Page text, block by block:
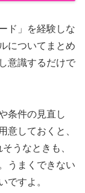
ド」を経験しな
についてまとめ
意識するだけで
条件の見直し
意しておくと、
うなときも、
うまくできない
ですよ。